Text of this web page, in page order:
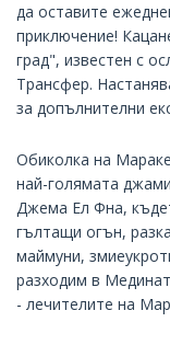
да оставите
приключение!
град", известен с
Трансфер.
за допълнителни
Обиколка на
най-голямата
Джема Ел Фна,
гълтащи огън,
маймуни,
разходим в
- лечителите на